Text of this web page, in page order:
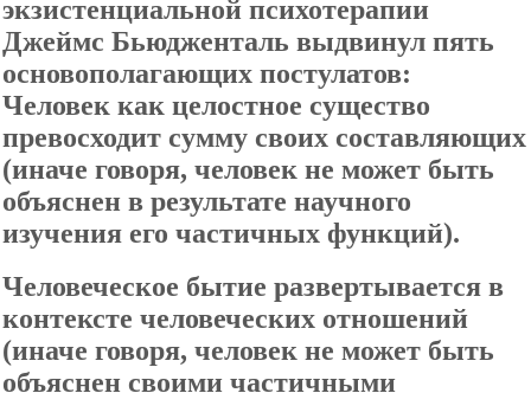
экзистенциальной психотерапии
Джеймс Бьюдженталь выдвинул пять
основополагающих постулатов:
Человек как целостное существо
превосходит сумму своих составляющих
(иначе говоря, человек не может быть
объяснен в результате научного
изучения его частичных функций).
Человеческое бытие развертывается в
контексте человеческих отношений
(иначе говоря, человек не может быть
объяснен своими частичными